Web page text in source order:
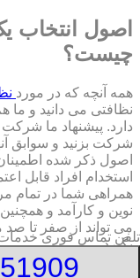
اصول انتخاب
چیست؟
همه آنچه که در مورد
نظافتی می دانید و ما
دارد. پیشنهاد ما
شرکت بزنید و سوابق
اصول ذکر شده
استخدام افراد قابل
همراهی شما در تمام
نوین و کارآمد و
می تواند از صفر تا
بگیرد.
8/8/2026 9:36:13 AM
تلفن تماس فوری